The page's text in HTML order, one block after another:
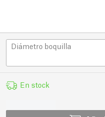
Diámetro boquilla
En stock